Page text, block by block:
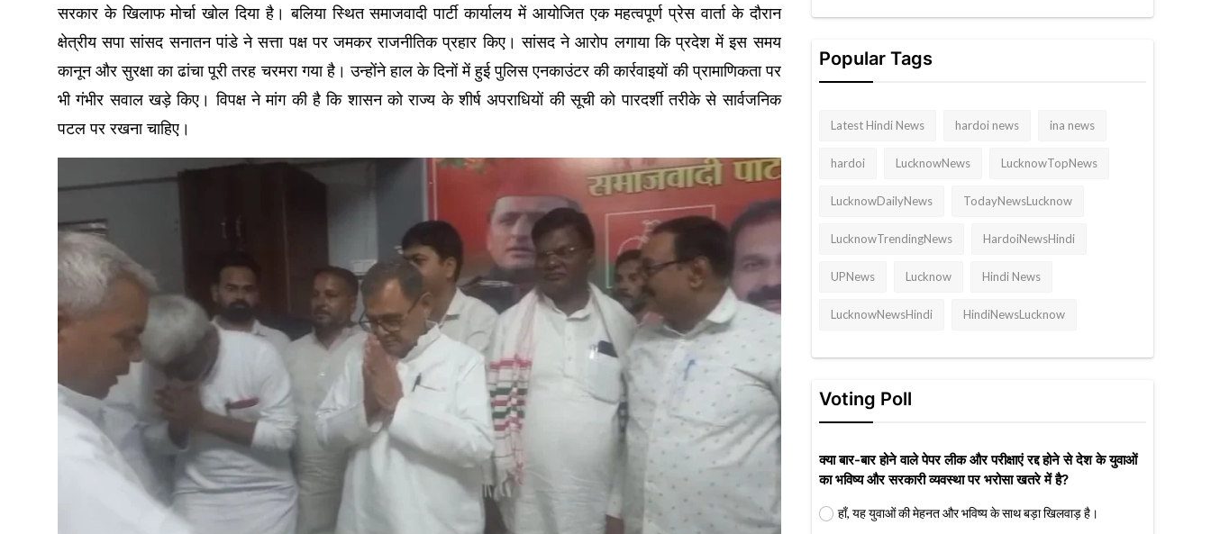
सरकार के खिलाफ मोर्चा खोल दिया है। बलिया स्थित समाजवादी पार्टी कार्यालय में आयोजित एक महत्वपूर्ण प्रेस वार्ता के दौरान
क्षेत्रीय सपा सांसद सनातन पांडे ने सत्ता पक्ष पर जमकर राजनीतिक प्रहार किए। सांसद ने आरोप लगाया कि प्रदेश में इस समय
कानून और सुरक्षा का ढांचा पूरी तरह चरमरा गया है। उन्होंने हाल के दिनों में हुई पुलिस एनकाउंटर की कार्रवाइयों की प्रामाणिकता पर
भी गंभीर सवाल खड़े किए। विपक्ष ने मांग की है कि शासन को राज्य के शीर्ष अपराधियों की सूची को पारदर्शी तरीके से सार्वजनिक
पटल पर रखना चाहिए।
Popular Tags
Latest Hindi News hardoi news ina news
hardoi LucknowNews LucknowTopNews
LucknowDailyNews TodayNewsLucknow
LucknowTrendingNews HardoiNewsHindi
UPNews Lucknow Hindi News
LucknowNewsHindi HindiNewsLucknow
Voting Poll
क्या बार-बार होने वाले पेपर लीक और परीक्षाएं रद्द होने से देश के युवाओं
का भविष्य और सरकारी व्यवस्था पर भरोसा खतरे में है?
हाँ, यह युवाओं की मेहनत और भविष्य के साथ बड़ा खिलवाड़ है।